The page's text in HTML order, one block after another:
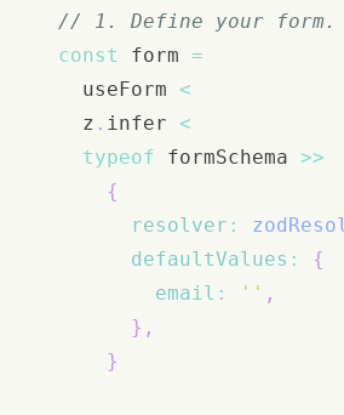
// 1. Define your form.
const
form =
    useForm
<
    z
. infer <
typeof formSchema >>
{
resolver :
defaultValues :
{
email : '' ,
} ,
}